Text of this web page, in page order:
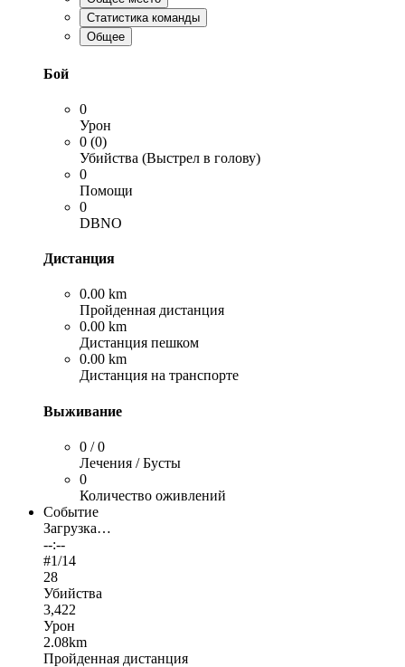
Статистика команды
Общее
Бой
0
Урон
0 (0)
Убийства (Выстрел в голову)
0
Помощи
0
DBNO
Дистанция
0.00 km
Пройденная дистанция
0.00 km
Дистанция пешком
0.00 km
Дистанция на транспорте
Выживание
0 / 0
Лечения / Бусты
0
Количество оживлений
Событие
Загрузка…
--:--
#1/14
28
Убийства
3,422
Урон
2.08km
Пройденная дистанция